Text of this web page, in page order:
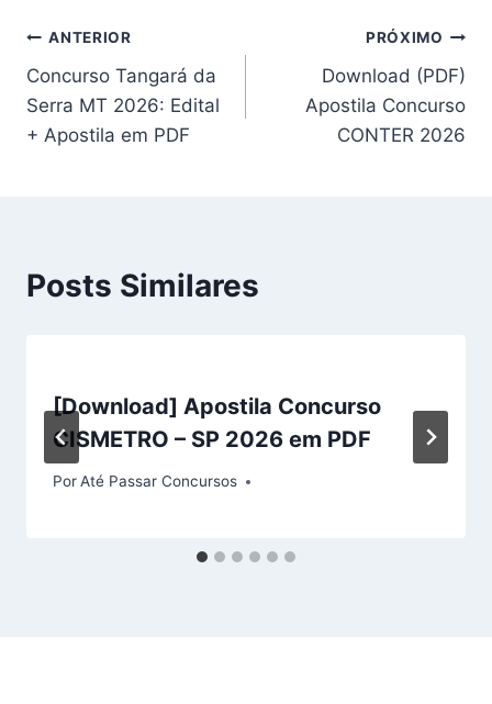
Navegação
de
Post
ANTERIOR
Concurso Tangará da
Serra MT 2026: Edital
+ Apostila em PDF
PRÓXIMO
Download (PDF)
Apostila Concurso
CONTER 2026
Posts Similares
[Download] Apostila Concurso
CISMETRO – SP 2026 em PDF
PorAté Passar Concursos